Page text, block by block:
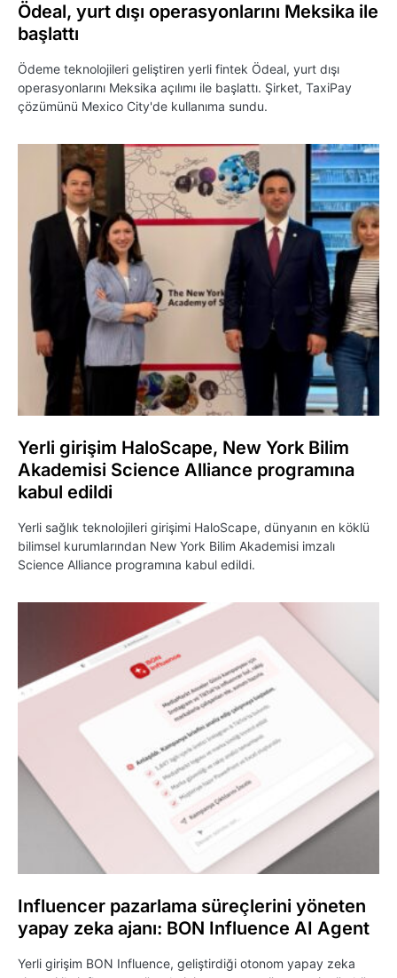
Ödeal, yurt dışı operasyonlarını Meksika ile
başlattı
Ödeme teknolojileri geliştiren yerli fintek Ödeal, yurt dışı
operasyonlarını Meksika açılımı ile başlattı. Şirket, TaxiPay
çözümünü Mexico City'de kullanıma sundu.
Yerli girişim HaloScape, New York Bilim
Akademisi Science Alliance programına
kabul edildi
Yerli sağlık teknolojileri girişimi HaloScape, dünyanın en köklü
bilimsel kurumlarından New York Bilim Akademisi imzalı
Science Alliance programına kabul edildi.
Influencer pazarlama süreçlerini yöneten
yapay zeka ajanı: BON Influence AI Agent
Yerli girişim BON Influence, geliştirdiği otonom yapay zeka